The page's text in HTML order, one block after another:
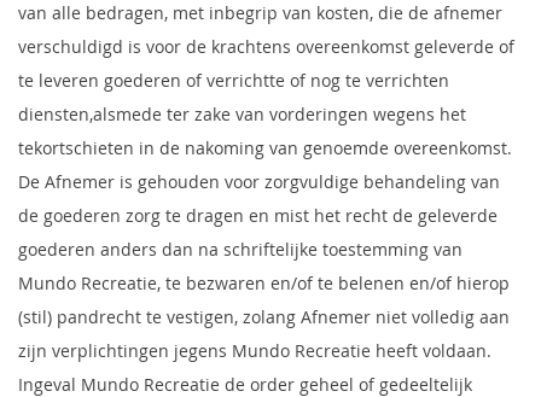
van alle bedragen, met inbegrip van kosten, die de afnemer
verschuldigd is voor de krachtens overeenkomst geleverde of
te leveren goederen of verrichtte of nog te verrichten
diensten,alsmede ter zake van vorderingen wegens het
tekortschieten in de nakoming van genoemde overeenkomst.
De Afnemer is gehouden voor zorgvuldige behandeling van
de goederen zorg te dragen en mist het recht de geleverde
goederen anders dan na schriftelijke toestemming van
Mundo Recreatie, te bezwaren en/of te belenen en/of hierop
(stil) pandrecht te vestigen, zolang Afnemer niet volledig aan
zijn verplichtingen jegens Mundo Recreatie heeft voldaan.
Ingeval Mundo Recreatie de order geheel of gedeeltelijk